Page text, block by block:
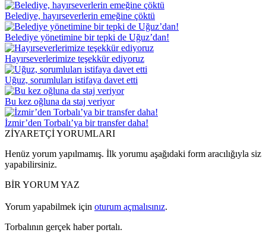
Belediye, hayırseverlerin emeğine çöktü
Belediye yönetimine bir tepki de Uğuz’dan!
Hayırseverlerimize teşekkür ediyoruz
Uğuz, sorumluları istifaya davet etti
Bu kez oğluna da staj veriyor
İzmir’den Torbalı’ya bir transfer daha!
ZİYARETÇİ YORUMLARI
Henüz yorum yapılmamış. İlk yorumu aşağıdaki form aracılığıyla siz
yapabilirsiniz.
BİR YORUM YAZ
Yorum yapabilmek için oturum açmalısınız.
Torbalının gerçek haber portalı.